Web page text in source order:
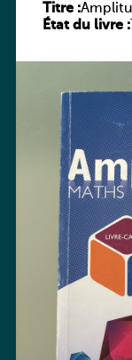
Titre :
version
État du livre :